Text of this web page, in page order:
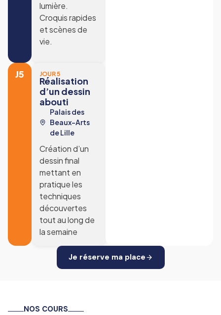
lumière.
Croquis rapides
et scènes de
vie.
J5 JOUR 5
Réalisation
d’un dessin
abouti
Palais des
Beaux-Arts
de Lille
Création d’un
dessin final
mettant en
pratique les
techniques
découvertes
tout au long de
la semaine
Je réserve ma place
NOS COURS